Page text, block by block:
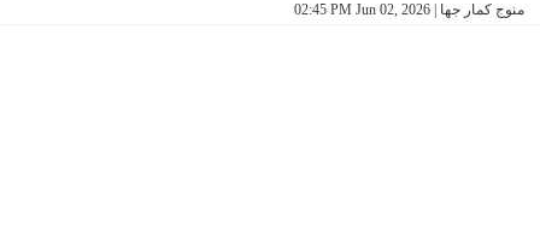
02:45 PM Jun 02, 2026 | منوج کمار جھا